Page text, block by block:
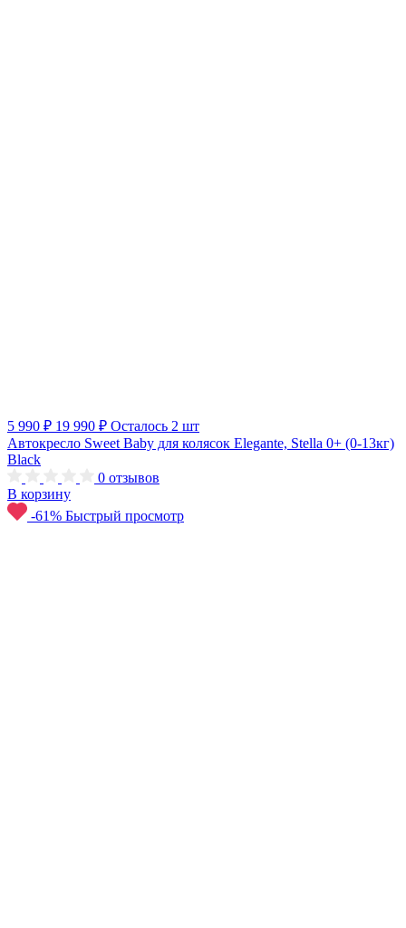
5 990 ₽ 19 990 ₽ Осталось 2 шт
Автокресло Sweet Baby для колясок Elegante, Stella 0+ (0-13кг)
Black
0 отзывов
В корзину
-61% Быстрый просмотр